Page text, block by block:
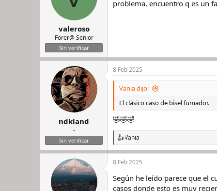
valeroso
Forer@ Senior
Sin verificar
problema, encuentro q es un
ndkland
-
Sin verificar
8 Feb 2025
Vania dijo:
El clásico caso de bisel fumador.
🤣🤣🤣
R
e
a
c
i
o
Vania
8 Feb 2025
Según he leído parece que el
casos donde esto es muy